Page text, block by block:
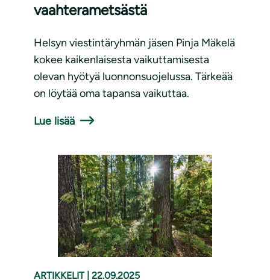
vaahterametsästä
Helsyn viestintäryhmän jäsen Pinja Mäkelä
kokee kaikenlaisesta vaikuttamisesta
olevan hyötyä luonnonsuojelussa. Tärkeää
on löytää oma tapansa vaikuttaa.
Lue lisää
ARTIKKELIT 22.09.2025